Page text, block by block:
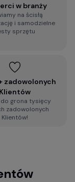
do
w branży
na ścisłą
i samodzielne
sprzętu
zadowolonych
Klientów
do grona tysięcy
zadowolonych
Klientów!